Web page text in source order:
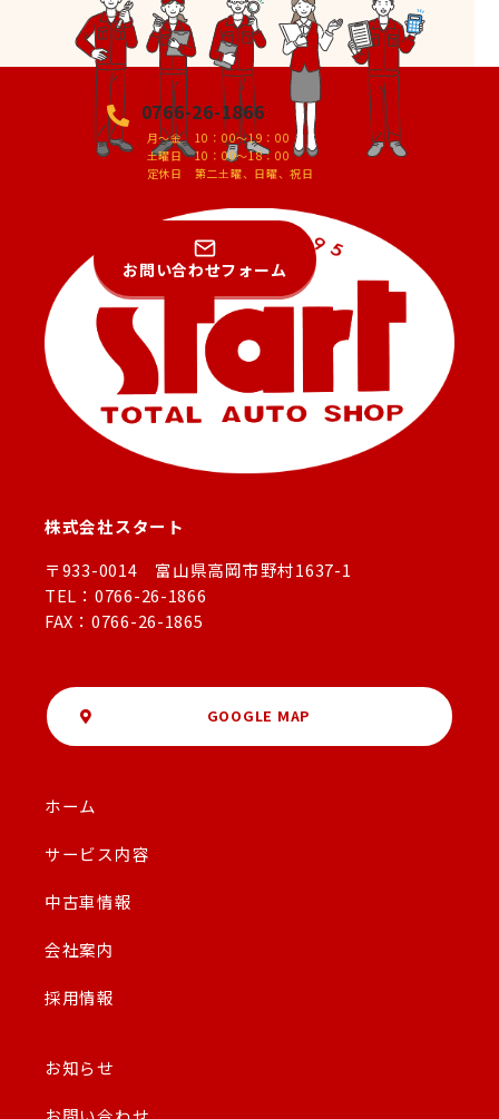
0766-26-1866
月～金 10：00～19：00
土曜日 10：00～18：00
定休日 第二土曜、日曜、祝日
お問い合わせフォーム
株式会社スタート
〒933-0014 富山県高岡市野村1637-1
TEL：0766-26-1866
FAX：0766-26-1865
GOOGLE MAP
ホーム
サービス内容
中古車情報
会社案内
採用情報
お知らせ